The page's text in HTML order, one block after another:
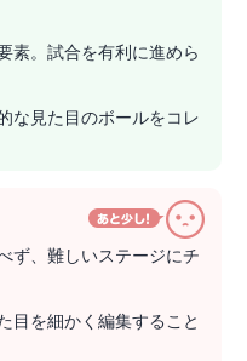
素。試合を有利に進めら
な見た目のボールをコレ
ず、難しいステージにチ
目を細かく編集すること